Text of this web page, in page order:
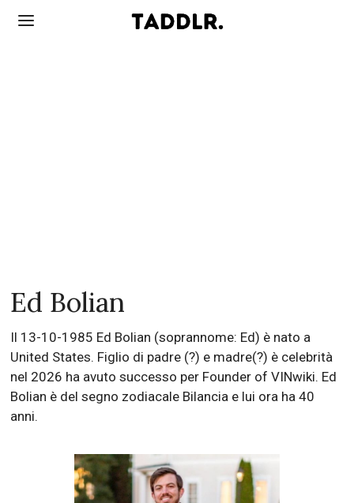
Ed Bolian
Il 13-10-1985 Ed Bolian (soprannome: Ed) è nato a
United States. Figlio di padre (?) e madre(?) è celebrità
nel 2026 ha avuto successo per Founder of VINwiki. Ed
Bolian è del segno zodiacale Bilancia e lui ora ha 40
anni.